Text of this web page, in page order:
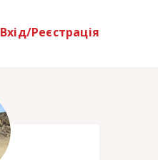
Вхід/Реєстрація